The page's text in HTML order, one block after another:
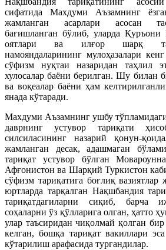
сифатида Махдуми Аъзамнинг
жамланган асарлари асосан
бағишланган бўлиб, уларда
оятлари ва илғор шарқ
намояндаларининг мулоҳазалари
сўфизм нуқтаи назаридан таҳлил
хулосалар баёни берилган. Шу билан
ва воқеалар баёни ҳам
янада кўтаради.
Махдуми Аъзамнинг ушбу
даврнинг устувор тариқати
силсиласининг назарий қонун-
жамланган десак, адашмаган
тариқат устувор бўлган
Афғонистон ва Шарқий Туркистон
сўфизм тариқатига боғлиқ вазиятлар
юртларда тарқалган Нақшбандия
тариқатдагиларни сиқиб, барча
соҳаларни ўз қўлларига олган, ҳатто
улар таъсиридан чиқолмай қолган бир
келган, бошқа тариқат вакиллари
кўтарилиш арафасида тургандилар.